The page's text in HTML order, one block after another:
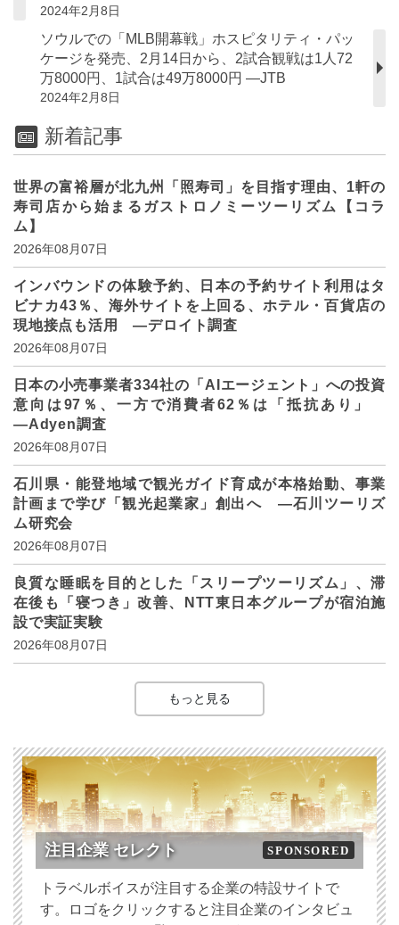
2024年2月8日
ソウルでの「MLB開幕戦」ホスピタリティ・パッ
ケージを発売、2月14日から、2試合観戦は1人72
万8000円、1試合は49万8000円 ―JTB
2024年2月8日
新着記事
世界の富裕層が北九州「照寿司」を目指す理由、1軒の
寿司店から始まるガストロノミーツーリズム【コラ
ム】
2026年08月07日
インバウンドの体験予約、日本の予約サイト利用はタ
ビナカ43％、海外サイトを上回る、ホテル・百貨店の
現地接点も活用 ―デロイト調査
2026年08月07日
日本の小売事業者334社の「AIエージェント」への投資
意向は97％、一方で消費者62％は「抵抗あり」
―Adyen調査
2026年08月07日
石川県・能登地域で観光ガイド育成が本格始動、事業
計画まで学び「観光起業家」創出へ ―石川ツーリズ
ム研究会
2026年08月07日
良質な睡眠を目的とした「スリープツーリズム」、滞
在後も「寝つき」改善、NTT東日本グループが宿泊施
設で実証実験
2026年08月07日
もっと見る
注目企業 セレクト SPONSORED
トラベルボイスが注目する企業の特設サイトで
す。ロゴをクリックすると注目企業のインタビュ